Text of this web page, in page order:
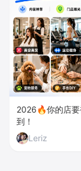
2026🔥你的店要
到！
Leriz